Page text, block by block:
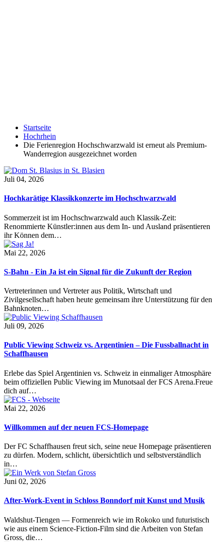
Startseite
Hochrhein
Die Ferienregion Hochschwarzwald ist erneut als Premium-
Wanderregion ausgezeichnet worden
Juli 04, 2026
Hochkarätige Klassikkonzerte im Hochschwarzwald
Sommerzeit ist im Hochschwarzwald auch Klassik-Zeit:
Renommierte Künstler:innen aus dem In- und Ausland präsentieren
ihr Können dem…
Mai 22, 2026
S-Bahn - Ein Ja ist ein Signal für die Zukunft der Region
Vertreterinnen und Vertreter aus Politik, Wirtschaft und
Zivilgesellschaft haben heute gemeinsam ihre Unterstützung für den
Bahnknoten…
Juli 09, 2026
Public Viewing Schweiz vs. Argentinien – Die Fussballnacht in
Schaffhausen
Erlebe das Spiel Argentinien vs. Schweiz in einmaliger Atmosphäre
beim offiziellen Public Viewing im Munotsaal der FCS Arena.Freue
dich auf…
Mai 22, 2026
Willkommen auf der neuen FCS-Homepage
Der FC Schaffhausen freut sich, seine neue Homepage präsentieren
zu dürfen. Modern, schlicht, übersichtlich und selbstverständlich
in…
Juni 02, 2026
After-Work-Event in Schloss Bonndorf mit Kunst und Musik
Waldshut-Tiengen — Formenreich wie im Rokoko und futuristisch
wie aus einem Science-Fiction-Film sind die Arbeiten von Stefan
Gross, die…